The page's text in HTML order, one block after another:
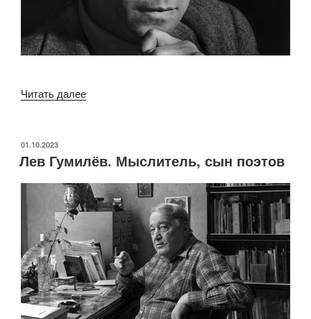
Читать далее«Бунтующий
писатель
философ
Альбер
Камю.
110
лет
со
дня
рождения.»
ОПУБЛИКОВАНО
01.10.2023
Лев Гумилёв. Мыслитель, сын поэтов